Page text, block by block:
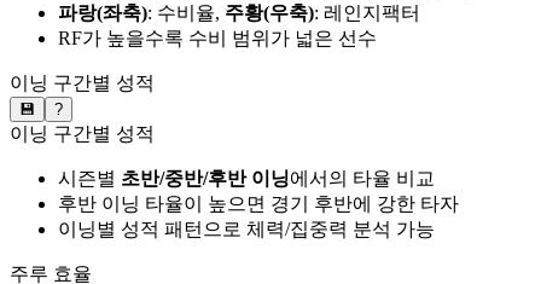
파랑(좌축): 수비율, 주황(우축): 레인지팩터
RF가 높을수록 수비 범위가 넓은 선수
이닝 구간별 성적
💾 ?
이닝 구간별 성적
시즌별 초반/중반/후반 이닝에서의 타율 비교
후반 이닝 타율이 높으면 경기 후반에 강한 타자
이닝별 성적 패턴으로 체력/집중력 분석 가능
주루 효율